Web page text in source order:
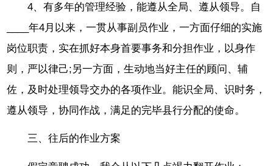
4、有多年的管理经验，能遵从全局、遵从领导。自
____年4月以来，一贯从事副员作业，一方面仔细的实施
岗位职责，实在抓好本身首要事务和分担作业，以身作
则，严以律己;另一方面，生动地当好主任的顾问、辅
佐，及时处理领导交办的各项作业。能识全局、识时务，
遵从领导，协同作战，满足的完毕县行分配的使命。
三、往后的作业方案